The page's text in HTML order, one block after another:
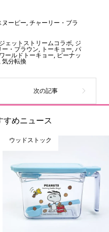
ヌーピー,チャーリー・ブラ
ジェットストリームコラボ, ジ
ー・ブラウン, トーキョー,パ
ールドトーキョー,ピーナッ
,気分転換
すめニュース
ウッドストック